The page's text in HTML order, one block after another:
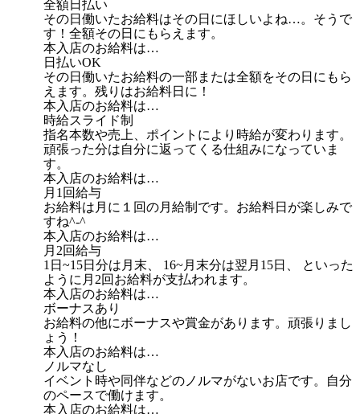
全額日払い
その日働いたお給料はその日にほしいよね…。そうで
す！全額その日にもらえます。
本入店のお給料は…
日払いOK
その日働いたお給料の一部または全額をその日にもら
えます。残りはお給料日に！
本入店のお給料は…
時給スライド制
指名本数や売上、ポイントにより時給が変わります。
頑張った分は自分に返ってくる仕組みになっていま
す。
本入店のお給料は…
月1回給与
お給料は月に１回の月給制です。お給料日が楽しみで
すね^-^
本入店のお給料は…
月2回給与
1日~15日分は月末、 16~月末分は翌月15日、 といった
ように月2回お給料が支払われます。
本入店のお給料は…
ボーナスあり
お給料の他にボーナスや賞金があります。頑張りまし
ょう！
本入店のお給料は…
ノルマなし
イベント時や同伴などのノルマがないお店です。自分
のペースで働けます。
本入店のお給料は…